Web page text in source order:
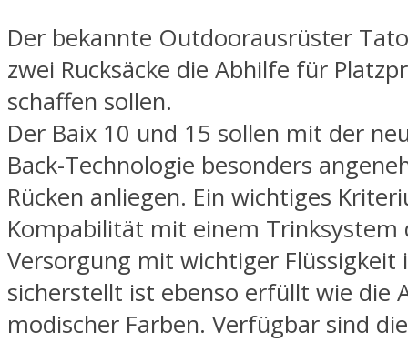
Der bekannte Outdoorausrüster
zwei Rucksäcke die Abhilfe für
schaffen sollen.
Der Baix 10 und 15 sollen mit der
Back-Technologie besonders
Rücken anliegen. Ein wichtiges
Kompabilität mit einem Trinksystem
Versorgung mit wichtiger Flüssigkeit
sicherstellt ist ebenso erfüllt wie die
modischer Farben. Verfügbar sind